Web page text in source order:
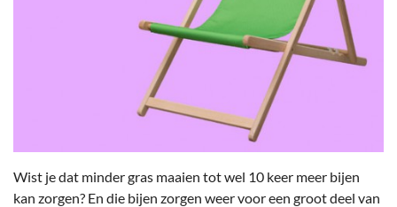
Wist je dat minder gras maaien tot wel 10 keer meer bijen
kan zorgen? En die bijen zorgen weer voor een groot deel van